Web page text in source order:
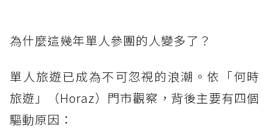
為什麼這幾年單人參團的人變多了？
單人旅遊已成為不可忽視的浪潮。依「何時
旅遊」（Horaz）門市觀察，背後主要有四個
驅動原因：